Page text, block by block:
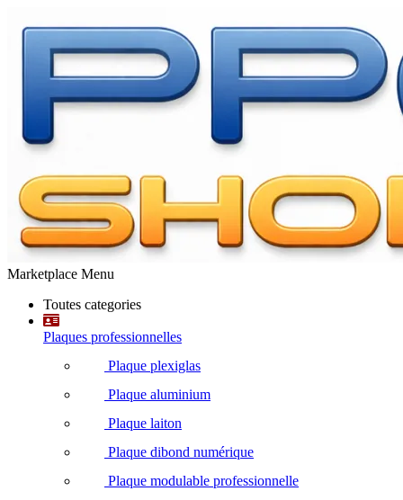
Marketplace Menu
Toutes categories
Plaques professionnelles
Plaque plexiglas
Plaque aluminium
Plaque laiton
Plaque dibond numérique
Plaque modulable professionnelle